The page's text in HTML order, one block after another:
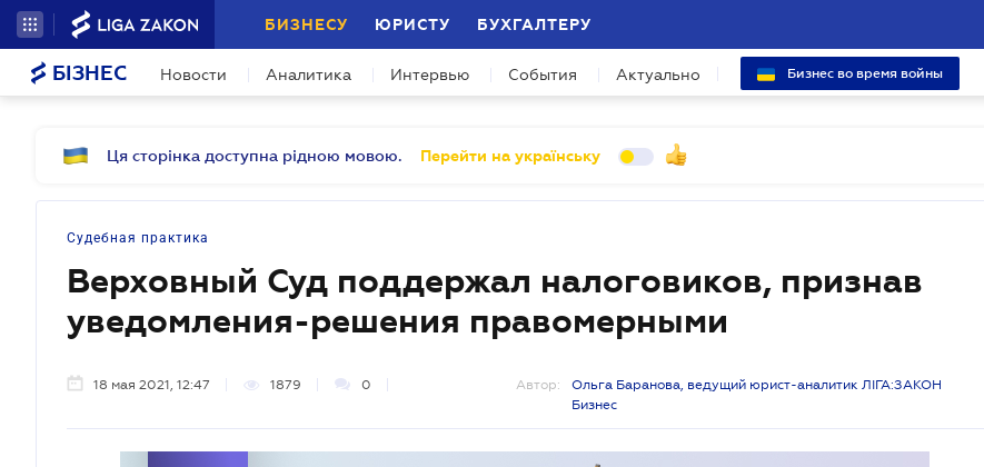
БИЗНЕСУ ЮРИСТУ БУХГАЛТЕРУ
БІЗНЕС Новости Аналитика Интервью События Актуально Бизнес во время войны
Ця сторінка доступна рідною мовою. Перейти на українську
Судебная практика
Верховный Суд поддержал налоговиков, признав
уведомления-решения правомерными
18 мая 2021, 12:47 1879 0 Автор:
Ольга Баранова, ведущий юрист-аналитик ЛІГА:ЗАКОН
Бизнес